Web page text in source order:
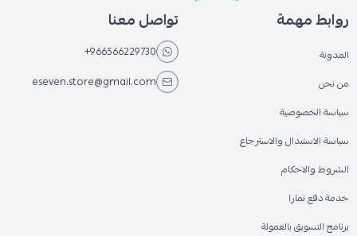
روابط مهمة
المدونة
من نحن
سياسة الخصوصية
سياسة الاستبدال والاسترجاع
الشروط والاحكام
خدمة دفع تمارا
برنامج التسويق بالعمولة
تواصل معنا
+966566229730
eseven.store@gmail.com